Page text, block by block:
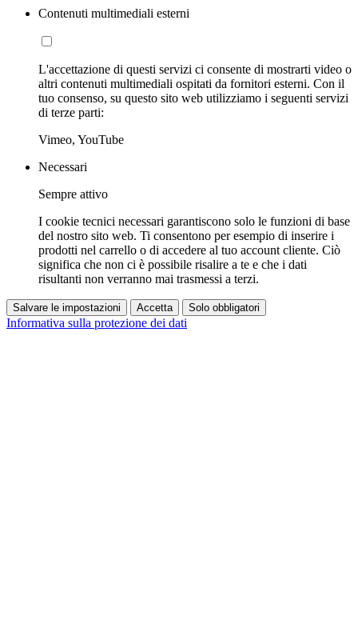
Contenuti multimediali esterni
L'accettazione di questi servizi ci consente di mostrarti video o
altri contenuti multimediali ospitati da fornitori esterni. Con il
tuo consenso, su questo sito web utilizziamo i seguenti servizi
di terze parti:
Vimeo, YouTube
Necessari
Sempre attivo
I cookie tecnici necessari garantiscono solo le funzioni di base
del nostro sito web. Ti consentono per esempio di inserire i
prodotti nel carrello o di accedere al tuo account cliente. Ciò
significa che non ci è possibile risalire a te e che i dati
risultanti non verranno mai trasmessi a terzi.
Salvare le impostazioni Accetta Solo obbligatori
Informativa sulla protezione dei dati